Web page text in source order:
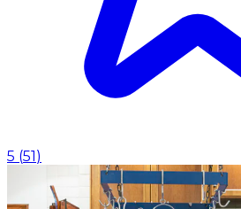
5 (51 )